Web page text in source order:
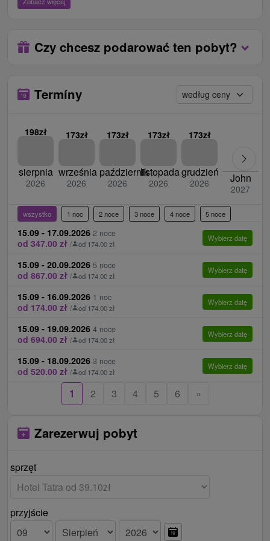
Internet:
ze zwierzęciem (10 euro / noc).
Czy chcesz podarować ten pobyt?
Termíny
198zł
sierpnia
2026
173zł
września
2026
173zł
październik
2026
173zł
listopada
2026
173zł
grudzień
2026 John
2027
wszystko 1 noc 2 noce 3 noce 4 noce 5 noce
15.09 - 17.09.2026 2 noce
od 347.00 zł / od 174.00 zł
Wybierz datę
15.09 - 20.09.2026 5 noce
od 867.00 zł / od 174.00 zł
Wybierz datę
15.09 - 16.09.2026 1 noc
od 174.00 zł / od 174.00 zł
Wybierz datę
15.09 - 19.09.2026 4 noce
od 694.00 zł / od 174.00 zł
Wybierz datę
15.09 - 18.09.2026 3 noce
od 520.00 zł / od 174.00 zł
Wybierz datę
1 2 3 4 5 6 »
Zarezerwuj pobyt
sprzęt
przyjście